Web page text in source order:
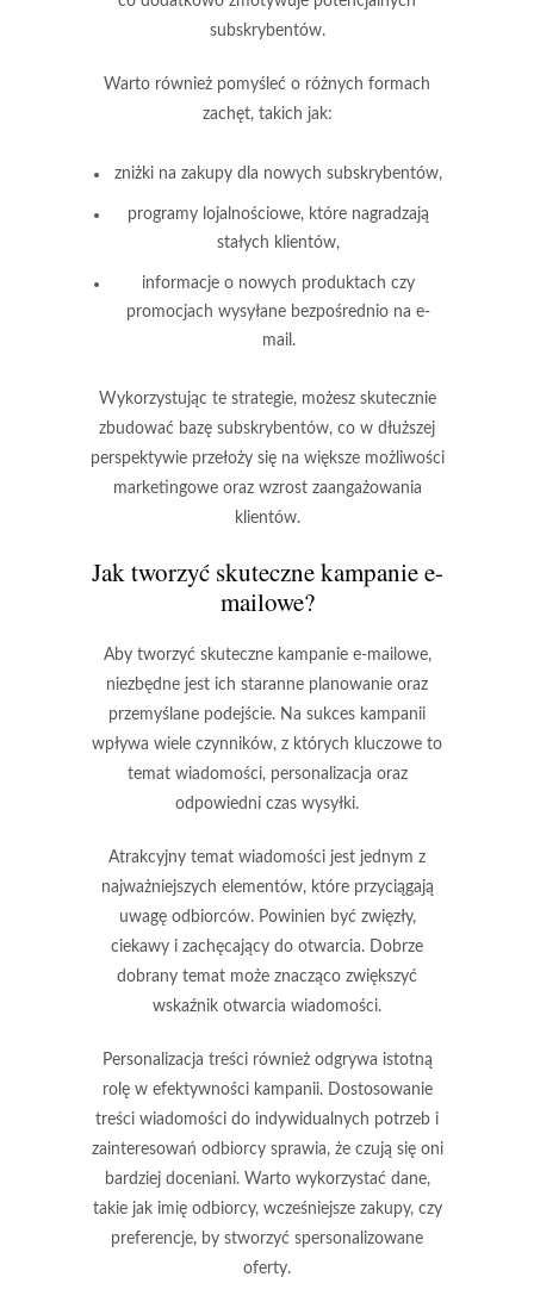
subskrybentów.
Warto również pomyśleć o różnych formach
zachęt, takich jak:
zniżki na zakupy dla nowych subskrybentów,
programy lojalnościowe, które nagradzają
stałych klientów,
informacje o nowych produktach czy
promocjach wysyłane bezpośrednio na e-
mail.
Wykorzystując te strategie, możesz skutecznie
zbudować bazę subskrybentów, co w dłuższej
perspektywie przełoży się na większe możliwości
marketingowe oraz wzrost zaangażowania
klientów.
Jak tworzyć skuteczne kampanie e-
mailowe?
Aby tworzyć skuteczne kampanie e-mailowe,
niezbędne jest ich staranne planowanie oraz
przemyślane podejście. Na sukces kampanii
wpływa wiele czynników, z których kluczowe to
temat wiadomości, personalizacja oraz
odpowiedni czas wysyłki.
Atrakcyjny temat wiadomości jest jednym z
najważniejszych elementów, które przyciągają
uwagę odbiorców. Powinien być zwięzły,
ciekawy i zachęcający do otwarcia. Dobrze
dobrany temat może znacząco zwiększyć
wskaźnik otwarcia wiadomości.
Personalizacja treścirównież odgrywa istotną
rolę w efektywności kampanii. Dostosowanie
treści wiadomości do indywidualnych potrzeb i
zainteresowań odbiorcy sprawia, że czują się oni
bardziej doceniani. Warto wykorzystać dane,
takie jak imię odbiorcy, wcześniejsze zakupy, czy
preferencje, by stworzyć spersonalizowane
oferty.